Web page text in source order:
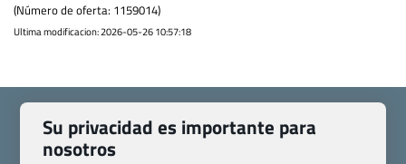
(Número de oferta: 1159014)
Ultima modificacion: 2026-05-26 10:57:18
Su privacidad es importante para
nosotros